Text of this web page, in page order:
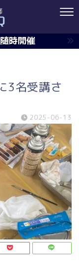
時開催
3名受講さ
2025-06-13